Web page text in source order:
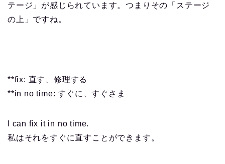
テージ」が感じられています。つまりその「ステージ
の上」ですね。
**fix: 直す、修理する
**in no time: すぐに、すぐさま
I can fix it in no time.
私はそれをすぐに直すことができます。